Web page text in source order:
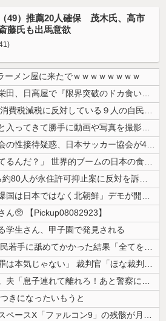
49）推薦20人確保 茂木氏、高市
藤氏も出馬意欲
ーメン屋に来たでｗｗｗｗｗｗｗｗ
【画像】スリムクラブ真栄田、日高屋で『限界突破のドカ食い』を披露するｗ...
【ニュース】 高市政権の消費税減税に反対している９人の自民党議員が全て...
避難所に土足でズカズカと入ってきて勝手に動画や写真を撮影したメディア取...
【速報】韓国サッカー協会の性接待疑惑、日本サッカー協会が4人の日本人審...
海外「日本人は何に使ってるんだ？」 世界的ブームの日本の食品、買ってみ...
（ ´_ゝ`）外国人や市民ら約80人が永住許可抑止案に反対を訴え「選別...
【動画】「世界唯一の被爆国は日本ではなく北朝鮮」デモが開催される
ん🥺 【Pickup08082923】
学生さん、甲子園で発見される
【仰天】 石破茂さん、自民若手に舐めてかかった結果「全てを失うｗｗｗｗ...
江別リンチ犯「立って謝罪は本気じゃない」 裁判官「ほな裁判で土下座して...
ディズニーからの帰り道。夫「息子連れて離れろ！あと警察に通報！」私「助...
きになったいもうと
韓国の月探査機タヌリ、スペースX「ファルコン9」の残骸が月面に衝突する...